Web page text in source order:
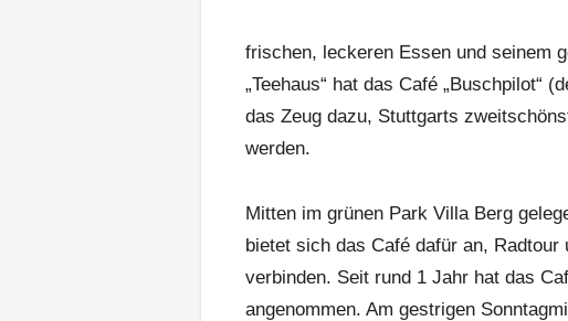
frischen, leckeren Essen und seinem
„Teehaus“ hat das Café „Buschpilot“
das Zeug dazu, Stuttgarts
werden.
Mitten im grünen Park Villa Berg
­bietet sich das Café dafür an,
verbinden. Seit rund 1 Jahr hat das
angenommen. Am gestrigen